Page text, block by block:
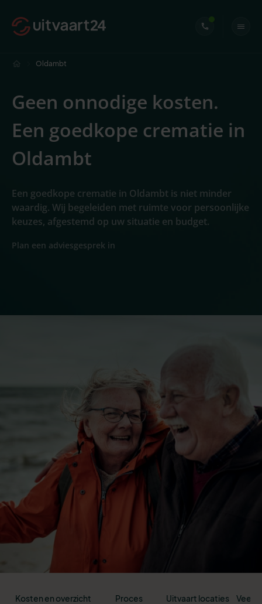
Oldambt
Geen onnodige kosten.
Een goedkope crematie in
Oldambt
Een goedkope crematie in Oldambt is niet minder
waardig. Wij begeleiden met ruimte voor persoonlijke
keuzes, afgestemd op uw situatie en budget.
Plan een adviesgesprek in
Kosten en overzicht Proces Uitvaart locaties